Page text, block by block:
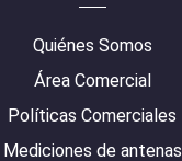
Quiénes Somos
Área Comercial
Políticas Comerciales
Mediciones de antenas